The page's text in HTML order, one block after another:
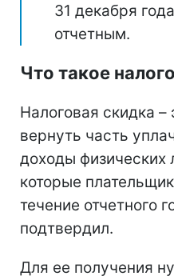
31 декабря
отчетным.
Что такое
Налоговая скидка
вернуть часть
доходы физических
которые
течение отчетного
подтвердил.
Для ее получения